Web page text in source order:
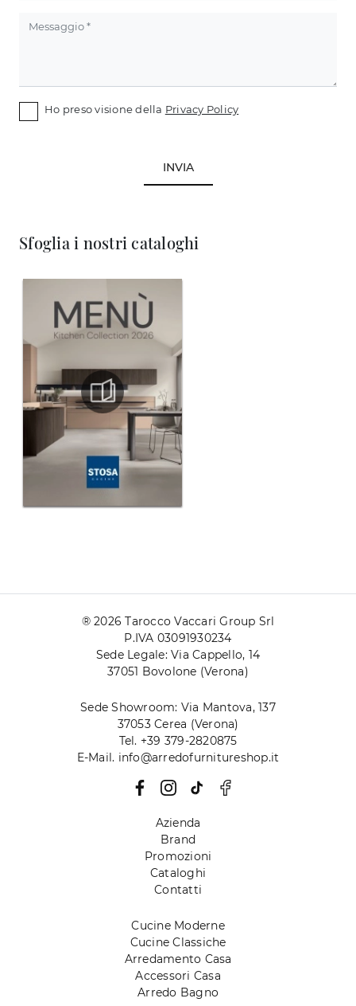
Sfoglia i nostri cataloghi
Ho preso visione della Privacy Policy
INVIA
® 2026 Tarocco Vaccari Group Srl
P.IVA 03091930234
Sede Legale: Via Cappello, 14
37051 Bovolone (Verona)
Sede Showroom: Via Mantova, 137
37053 Cerea (Verona)
Tel. +39 379-2820875
E-Mail. info@arredofurnitureshop.it
Azienda
Brand
Promozioni
Cataloghi
Contatti
Cucine Moderne
Cucine Classiche
Arredamento Casa
Accessori Casa
Arredo Bagno